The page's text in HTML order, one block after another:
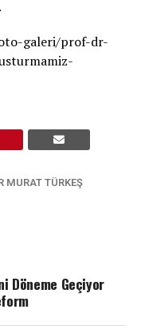
galeri/prof-dr-
MURAT TÜRKEŞ
Döneme Geçiyor